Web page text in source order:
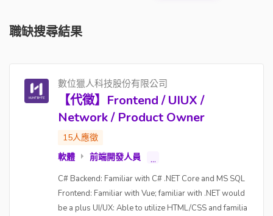
職缺搜尋結果
數位獵人科技股份有限公司
【代徵】Frontend / UIUX /
Network / Product Owner
15人應徵
軟體
前端開發人員 ...
C# Backend: Familiar with C# .NET Core and MS SQL
Frontend: Familiar with Vue; familiar with .NET would
be a plus UI/UX: Able to utilize HTML/CSS and familia